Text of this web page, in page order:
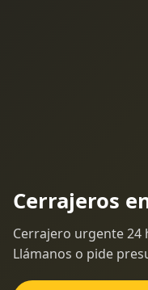
Cerrajeros
Cerrajero urgente 24
Llámanos o pide